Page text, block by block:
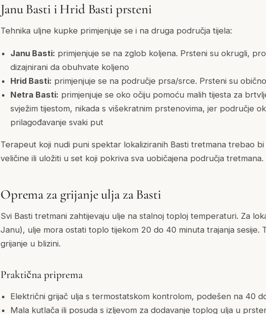
Janu Basti i Hrid Basti prsteni
Tehnika uljne kupke primjenjuje se i na druga područja tijela:
Janu Basti: primjenjuje se na zglob koljena. Prsteni su okrugli,
dizajnirani da obuhvate koljeno
Hrid Basti: primjenjuje se na područje prsa/srce. Prsteni su
Netra Basti: primjenjuje se oko očiju pomoću malih tijesta za
svježim tijestom, nikada s višekratnim prstenovima, jer područje
prilagođavanje svaki put
Terapeut koji nudi puni spektar lokaliziranih Basti tretmana trebao
veličine ili uložiti u set koji pokriva sva uobičajena područja tretmana.
Oprema za grijanje ulja za Basti
Svi Basti tretmani zahtijevaju ulje na stalnoj toploj temperaturi. Za
Janu), ulje mora ostati toplo tijekom 20 do 40 minuta trajanja sesije.
grijanje u blizini.
Praktična priprema
Električni grijač ulja s termostatskom kontrolom, podešen na 40
Mala kutlača ili posuda s izljevom za dodavanje toplog ulja u